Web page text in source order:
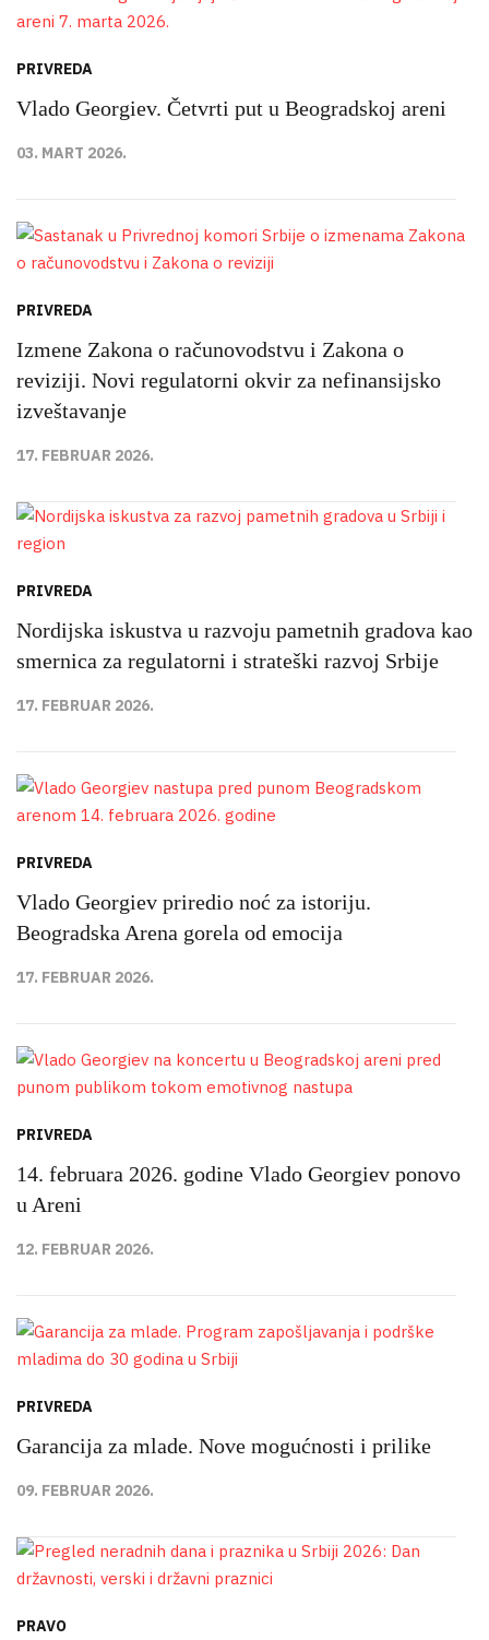
PRIVREDA
Vlado Georgiev. Četvrti put u Beogradskoj areni
03. MART 2026.
PRIVREDA
Izmene Zakona o računovodstvu i Zakona o
reviziji. Novi regulatorni okvir za nefinansijsko
izveštavanje
17. FEBRUAR 2026.
PRIVREDA
Nordijska iskustva u razvoju pametnih gradova kao
smernica za regulatorni i strateški razvoj Srbije
17. FEBRUAR 2026.
PRIVREDA
Vlado Georgiev priredio noć za istoriju.
Beogradska Arena gorela od emocija
17. FEBRUAR 2026.
PRIVREDA
14. februara 2026. godine Vlado Georgiev ponovo
u Areni
12. FEBRUAR 2026.
PRIVREDA
Garancija za mlade. Nove mogućnosti i prilike
09. FEBRUAR 2026.
PRAVO